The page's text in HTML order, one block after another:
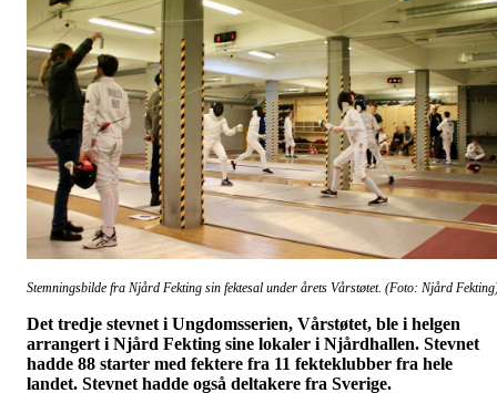
Stemningsbilde fra Njård Fekting sin fektesal under årets Vårstøtet. (Foto: Njård
Det tredje stevnet i Ungdomsserien, Vårstøtet, ble i helgen
arrangert i Njård Fekting sine lokaler i Njårdhallen. Stevnet
hadde 88 starter med fektere fra 11 fekteklubber fra hele
landet. Stevnet hadde også deltakere fra Sverige.